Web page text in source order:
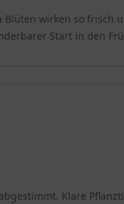
bis September
des
Wurzeln werden
wirken so frisch
Start in den
Klare